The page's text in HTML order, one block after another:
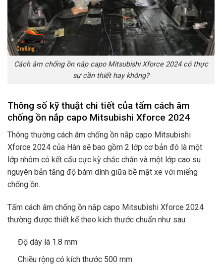
Cách âm chống ồn nắp capo Mitsubishi Xforce 2024 có thực
sự cần thiết hay không?
Thông số kỹ thuật chi tiết của tấm cách âm
chống ồn nắp capo Mitsubishi Xforce 2024
Thông thường cách âm chống ồn nắp capo Mitsubishi
Xforce 2024 của Hàn sẽ bao gồm 2 lớp cơ bản đó là một
lớp nhôm có kết cấu cực kỳ chắc chắn và một lớp cao su
nguyên bản tăng độ bám dính giữa bề mặt xe với miếng
chống ồn.
Tấm cách âm chống ồn nắp capo Mitsubishi Xforce 2024
thường được thiết kế theo kích thước chuẩn như sau:
Độ dày là 1.8 mm
Chiều rộng có kích thước 500 mm